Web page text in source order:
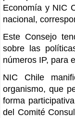
Economía y NIC
nacional,
Este Consejo
sobre las
números IP, para
NIC Chile
organismo, que
forma
del Comité